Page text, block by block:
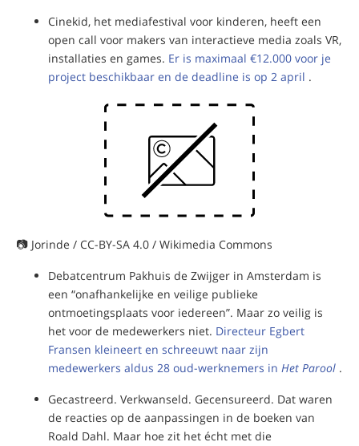
Cinekid, het mediafestival voor kinderen, heeft een
open call voor makers van interactieve media zoals VR,
installaties en games. Er is maximaal €12.000 voor je
project beschikbaar en de deadline is op 2 april .
📷 Jorinde / CC-BY-SA 4.0 / Wikimedia Commons
Debatcentrum Pakhuis de Zwijger in Amsterdam is
een “onafhankelijke en veilige publieke
ontmoetingsplaats voor iedereen”. Maar zo veilig is
het voor de medewerkers niet. Directeur Egbert
Fransen kleineert en schreeuwt naar zijn
medewerkers aldus 28 oud-werknemers in Het Parool .
Gecastreerd. Verkwanseld. Gecensureerd. Dat waren
de reacties op de aanpassingen in de boeken van
Roald Dahl. Maar hoe zit het écht met die